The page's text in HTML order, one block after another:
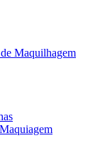
Maquilhagem